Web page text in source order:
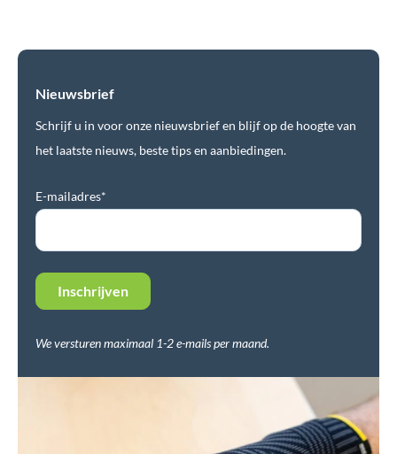
Nieuwsbrief
Schrijf u in voor onze nieuwsbrief en blijf op de hoogte van
het laatste nieuws, beste tips en aanbiedingen.
E-mailadres*
We versturen maximaal 1-2 e-mails per maand.